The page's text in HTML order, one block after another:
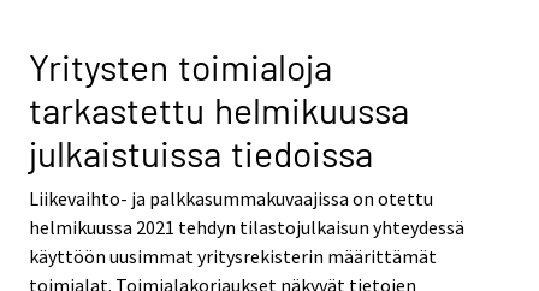
Yritysten toimialoja
tarkastettu helmikuussa
julkaistuissa tiedoissa
Liikevaihto- ja palkkasummakuvaajissa on otettu
helmikuussa 2021 tehdyn tilastojulkaisun yhteydessä
käyttöön uusimmat yritysrekisterin määrittämät
toimialat. Toimialakorjaukset näkyvät tietojen